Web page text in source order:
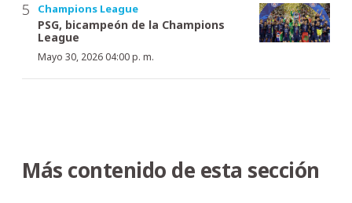
Champions League
PSG, bicampeón de la Champions
League
Mayo 30, 2026 04:00 p. m.
Más contenido de esta sección